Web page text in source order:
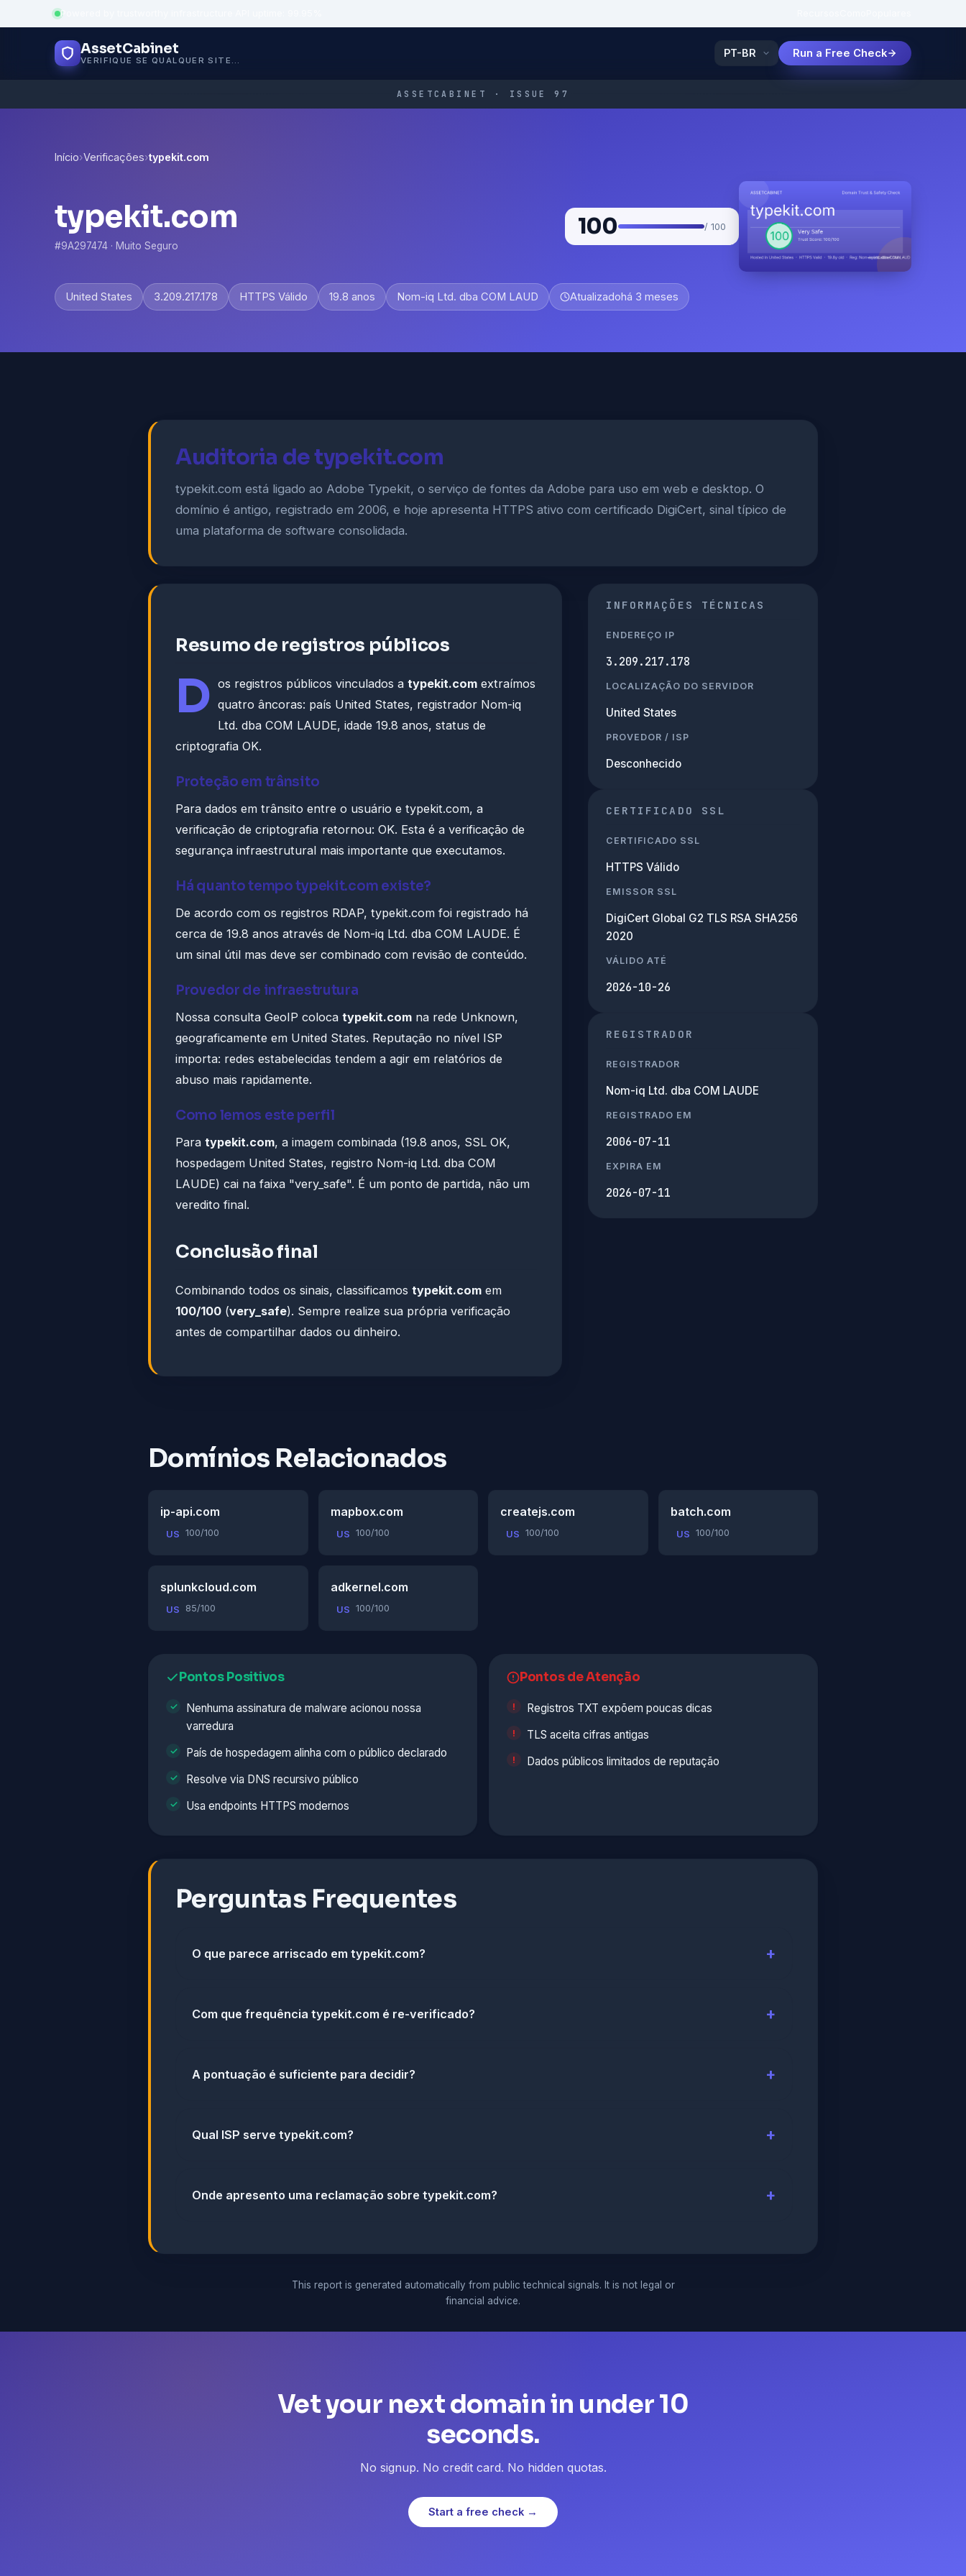
Powered by trustworthy infrastructure
AssetCabinet
VERIFIQUE SE QUALQUER SITE É SEGURO
Run a Free Check
ASSETCABINET · ISSUE 97
Início›Verificações›typekit.com
typekit.com
#9A297474 · Muito Seguro
100 / 100
United States 3.209.217.178 HTTPS Válido 19.8 anos Nom-iq Ltd. dba COM LAUD Atualizadohá 3 meses
Auditoria de typekit.com
typekit.com está ligado ao Adobe Typekit, o serviço de fontes da Adobe para uso em web e desktop. O
domínio é antigo, registrado em 2006, e hoje apresenta HTTPS ativo com certificado DigiCert, sinal típico de
uma plataforma de software consolidada.
Resumo de registros públicos
D os registros públicos vinculados a typekit.com extraímos
quatro âncoras: país United States, registrador Nom-iq
Ltd. dba COM LAUDE, idade 19.8 anos, status de
criptografia OK.
Proteção em trânsito
Para dados em trânsito entre o usuário e typekit.com, a
verificação de criptografia retornou: OK. Esta é a verificação de
segurança infraestrutural mais importante que executamos.
Há quanto tempo typekit.com existe?
De acordo com os registros RDAP, typekit.com foi registrado há
cerca de 19.8 anos através de Nom-iq Ltd. dba COM LAUDE. É
um sinal útil mas deve ser combinado com revisão de conteúdo.
Provedor de infraestrutura
Nossa consulta GeoIP coloca typekit.com na rede Unknown,
geograficamente em United States. Reputação no nível ISP
importa: redes estabelecidas tendem a agir em relatórios de
abuso mais rapidamente.
Como lemos este perfil
Para typekit.com, a imagem combinada (19.8 anos, SSL OK,
hospedagem United States, registro Nom-iq Ltd. dba COM
LAUDE) cai na faixa "very_safe". É um ponto de partida, não um
veredito final.
Conclusão final
Combinando todos os sinais, classificamos typekit.com em
100/100 (very_safe). Sempre realize sua própria verificação
antes de compartilhar dados ou dinheiro.
INFORMAÇÕES TÉCNICAS
ENDEREÇO IP
3.209.217.178
LOCALIZAÇÃO DO SERVIDOR
United States
PROVEDOR / ISP
Desconhecido
CERTIFICADO SSL
CERTIFICADO SSL
HTTPS Válido
EMISSOR SSL
DigiCert Global G2 TLS RSA SHA256
2020
VÁLIDO ATÉ
2026-10-26
REGISTRADOR
REGISTRADOR
Nom-iq Ltd. dba COM LAUDE
REGISTRADO EM
2006-07-11
EXPIRA EM
2026-07-11
Domínios Relacionados
ip-api.com
US 100/100
mapbox.com
US 100/100
createjs.com
US 100/100
batch.com
US 100/100
splunkcloud.com
US 85/100
adkernel.com
US 100/100
Pontos Positivos
Nenhuma assinatura de malware acionou nossa
varredura
País de hospedagem alinha com o público declarado
Resolve via DNS recursivo público
Usa endpoints HTTPS modernos
Pontos de Atenção
Registros TXT expõem poucas dicas
TLS aceita cifras antigas
Dados públicos limitados de reputação
Perguntas Frequentes
O que parece arriscado em typekit.com?
Com que frequência typekit.com é re-verificado?
A pontuação é suficiente para decidir?
Qual ISP serve typekit.com?
Onde apresento uma reclamação sobre typekit.com?
This report is generated automatically from public technical signals. It is not legal or
financial advice.
Vet your next domain in under 10
seconds.
No signup. No credit card. No hidden quotas.
Start a free check →